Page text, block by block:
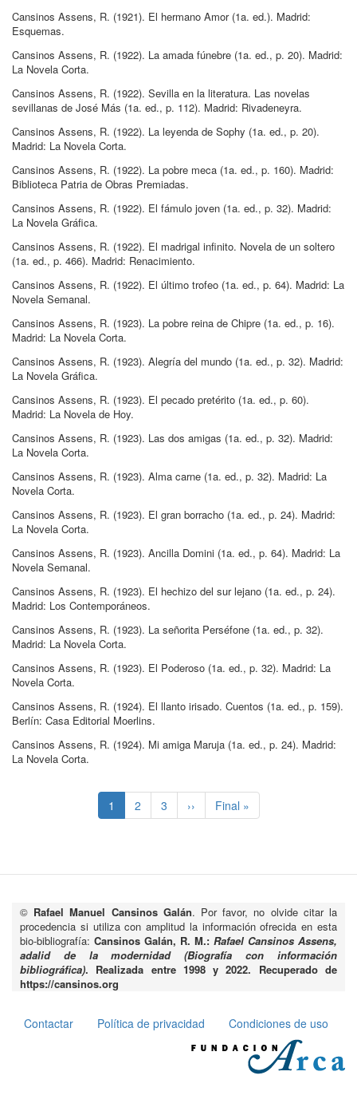
Cansinos Assens, R. (1921). El hermano Amor(1a. ed.). Madrid:
Esquemas.
Cansinos Assens, R. (1922). La amada fúnebre (1a. ed., p. 20). Madrid:
La Novela Corta.
Cansinos Assens, R. (1922). Sevilla en la literatura. Las novelas
sevillanas de José Más (1a. ed., p. 112). Madrid: Rivadeneyra.
Cansinos Assens, R. (1922). La leyenda de Sophy (1a. ed., p. 20).
Madrid: La Novela Corta.
Cansinos Assens, R. (1922). La pobre meca (1a. ed., p. 160). Madrid:
Biblioteca Patria de Obras Premiadas.
Cansinos Assens, R. (1922). El fámulo joven (1a. ed., p. 32). Madrid:
La Novela Gráfica.
Cansinos Assens, R. (1922). El madrigal infinito. Novela de un soltero
(1a. ed., p. 466). Madrid: Renacimiento.
Cansinos Assens, R. (1922). El último trofeo (1a. ed., p. 64). Madrid: La
Novela Semanal.
Cansinos Assens, R. (1923). La pobre reina de Chipre (1a. ed., p. 16).
Madrid: La Novela Corta.
Cansinos Assens, R. (1923). Alegría del mundo (1a. ed., p. 32). Madrid:
La Novela Gráfica.
Cansinos Assens, R. (1923). El pecado pretérito (1a. ed., p. 60).
Madrid: La Novela de Hoy.
Cansinos Assens, R. (1923). Las dos amigas (1a. ed., p. 32). Madrid:
La Novela Corta.
Cansinos Assens, R. (1923). Alma carne (1a. ed., p. 32). Madrid: La
Novela Corta.
Cansinos Assens, R. (1923). El gran borracho (1a. ed., p. 24). Madrid:
La Novela Corta.
Cansinos Assens, R. (1923). Ancilla Domini (1a. ed., p. 64). Madrid: La
Novela Semanal.
Cansinos Assens, R. (1923). El hechizo del sur lejano (1a. ed., p. 24).
Madrid: Los Contemporáneos.
Cansinos Assens, R. (1923). La señorita Perséfone (1a. ed., p. 32).
Madrid: La Novela Corta.
Cansinos Assens, R. (1923). El Poderoso (1a. ed., p. 32). Madrid: La
Novela Corta.
Cansinos Assens, R. (1924). El llanto irisado. Cuentos (1a. ed., p. 159).
Berlín: Casa Editorial Moerlins.
Cansinos Assens, R. (1924). Mi amiga Maruja (1a. ed., p. 24). Madrid:
La Novela Corta.
Página
actual
1 Page
2 Page
3
Siguiente
página
››
Última
página
Final »
© Rafael Manuel Cansinos Galán. Por favor, no olvide citar la
procedencia si utiliza con amplitud la información ofrecida en esta
bio-bibliografía: Cansinos Galán, R. M.: Rafael Cansinos Assens,
adalid de la modernidad (Biografía con información
bibliográfica). Realizada entre 1998 y 2022. Recuperado de
https://cansinos.org
Pie
Contactar Política de privacidad Condiciones de uso